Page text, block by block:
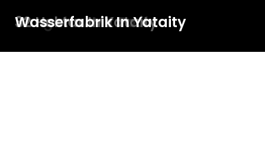
Bungalow Mit Pool
32 Hektar In Yataity
Wasserfabrik In Yataity